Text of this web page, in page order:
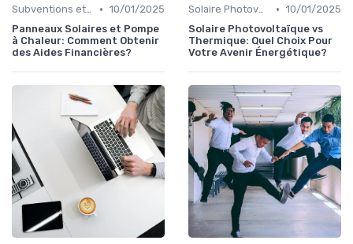
Subventions et Aides Financières • 10/01/2025
Panneaux Solaires et Pompe
à Chaleur: Comment Obtenir
des Aides Financières?
Solaire Photovoltaïque et Thermique • 10/01/2025
Solaire Photovoltaïque vs
Thermique: Quel Choix Pour
Votre Avenir Énergétique?